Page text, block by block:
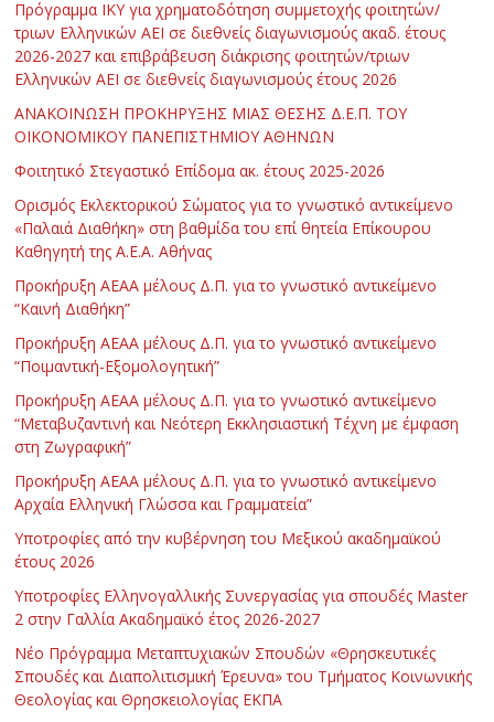
Πρόγραμμα ΙΚΥ για χρηματοδότηση συμμετοχής φοιτητών/
τριων Ελληνικών ΑΕΙ σε διεθνείς διαγωνισμούς ακαδ. έτους
2026-2027 και επιβράβευση διάκρισης φοιτητών/τριων
Ελληνικών ΑΕΙ σε διεθνείς διαγωνισμούς έτους 2026
ΑΝΑΚΟΙΝΩΣΗ ΠΡΟΚΗΡΥΞΗΣ ΜΙΑΣ ΘΕΣΗΣ Δ.Ε.Π. ΤΟΥ
ΟΙΚΟΝΟΜΙΚΟΥ ΠΑΝΕΠΙΣΤΗΜΙΟΥ ΑΘΗΝΩΝ
Φοιτητικό Στεγαστικό Επίδομα ακ. έτους 2025-2026
Ορισμός Εκλεκτορικού Σώματος για το γνωστικό αντικείμενο
«Παλαιά Διαθήκη» στη βαθμίδα του επί θητεία Επίκουρου
Καθηγητή της Α.Ε.Α. Αθήνας
Προκήρυξη ΑΕΑΑ μέλους Δ.Π. για το γνωστικό αντικείμενο
“Καινή Διαθήκη”
Προκήρυξη ΑΕΑΑ μέλους Δ.Π. για το γνωστικό αντικείμενο
“Ποιμαντική-Εξομολογητική”
Προκήρυξη ΑΕΑΑ μέλους Δ.Π. για το γνωστικό αντικείμενο
“Μεταβυζαντινή και Νεότερη Εκκλησιαστική Τέχνη με έμφαση
στη Ζωγραφική”
Προκήρυξη ΑΕΑΑ μέλους Δ.Π. για το γνωστικό αντικείμενο
Αρχαία Ελληνική Γλώσσα και Γραμματεία”
Υποτροφίες από την κυβέρνηση του Μεξικού ακαδημαϊκού
έτους 2026
Υποτροφίες Ελληνογαλλικής Συνεργασίας για σπουδές Master
2 στην Γαλλία Ακαδημαϊκό έτος 2026-2027
Νέο Πρόγραμμα Μεταπτυχιακών Σπουδών «Θρησκευτικές
Σπουδές και Διαπολιτισμική Έρευνα» του Τμήματος Κοινωνικής
Θεολογίας και Θρησκειολογίας ΕΚΠΑ